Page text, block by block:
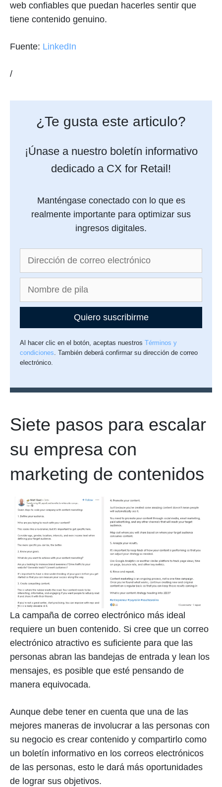
web confiables que puedan hacerles sentir que
tiene contenido genuino.
Fuente: LinkedIn
/
¿Te gusta este articulo?
¡Únase a nuestro boletín informativo
dedicado a CX for Retail!
Manténgase conectado con lo que es
realmente importante para optimizar sus
ingresos digitales.
Quiero suscribirme
Al hacer clic en el botón, aceptas nuestrosTérminos y
condiciones . También deberá confirmar su dirección de correo
electrónico.
Siete pasos para escalar
su empresa con
marketing de contenidos
La campaña de correo electrónico más ideal
requiere un buen contenido. Si cree que un correo
electrónico atractivo es suficiente para que las
personas abran las bandejas de entrada y lean los
mensajes, es posible que esté pensando de
manera equivocada.
Aunque debe tener en cuenta que una de las
mejores maneras de involucrar a las personas con
su negocio es crear contenido y compartirlo como
un boletín informativo en los correos electrónicos
de las personas, esto le dará más oportunidades
de lograr sus objetivos.